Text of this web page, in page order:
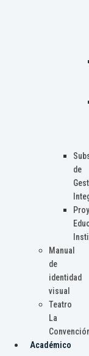
de
Manual
de
identidad
visual
Teatro
La
Académico